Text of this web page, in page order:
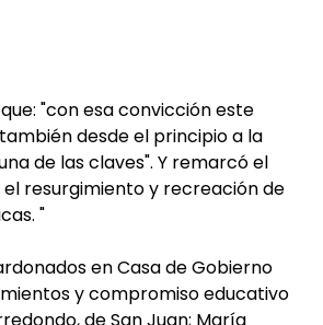
"con esa convicción este
desde el principio a la
de las claves". Y remarcó el
resurgimiento y recreación de
"
en Casa de Gobierno
y compromiso educativo